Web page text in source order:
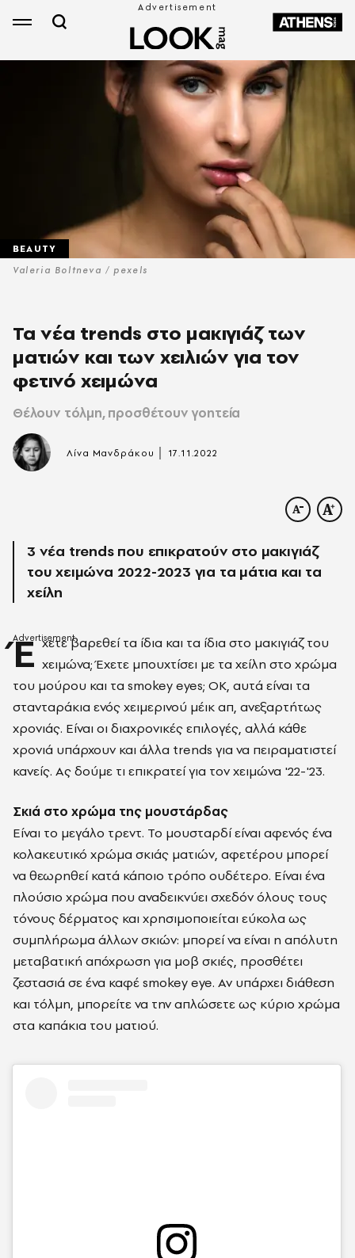
Valeria Boltneva / pexels
BEAUTY
Τα νέα trends στο μακιγιάζ των
ματιών και των χειλιών για τον
φετινό χειμώνα
Θέλουν τόλμη, προσθέτουν γοητεία
Λίνα Μανδράκου 17.11.2022
3 νέα trends που επικρατούν στο μακιγιάζ
του χειμώνα 2022-2023 για τα μάτια και τα
χείλη
Έ χετε βαρεθεί τα ίδια και τα ίδια στο μακιγιάζ του
χειμώνα; Έχετε μπουχτίσει με τα χείλη στο χρώμα
του μούρου και τα smokey eyes; ΟΚ, αυτά είναι τα
στανταράκια ενός χειμερινού μέικ απ, ανεξαρτήτως
χρονιάς. Είναι οι διαχρονικές επιλογές, αλλά κάθε
χρονιά υπάρχουν και άλλα trends για να πειραματιστεί
κανείς. Ας δούμε τι επικρατεί για τον χειμώνα '22-'23.
Σκιά στο χρώμα της μουστάρδας
Είναι το μεγάλο τρεντ. Το μουσταρδί είναι αφενός ένα
κολακευτικό χρώμα σκιάς ματιών, αφετέρου μπορεί
να θεωρηθεί κατά κάποιο τρόπο ουδέτερο. Είναι ένα
πλούσιο χρώμα που αναδεικνύει σχεδόν όλους τους
τόνους δέρματος και χρησιμοποιείται εύκολα ως
συμπλήρωμα άλλων σκιών: μπορεί να είναι η απόλυτη
μεταβατική απόχρωση για μοβ σκιές, προσθέτει
ζεστασιά σε ένα καφέ smokey eye. Αν υπάρχει διάθεση
και τόλμη, μπορείτε να την απλώσετε ως κύριο χρώμα
στα καπάκια του ματιού.